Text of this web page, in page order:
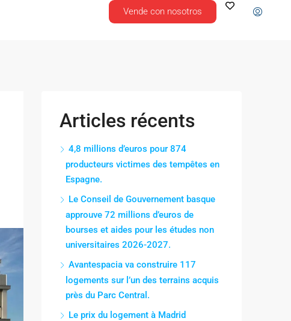
Vende con nosotros
Articles récents
4,8 millions d’euros pour 874
producteurs victimes des tempêtes en
Espagne.
Le Conseil de Gouvernement basque
approuve 72 millions d’euros de
bourses et aides pour les études non
universitaires 2026-2027.
Avantespacia va construire 117
logements sur l’un des terrains acquis
près du Parc Central.
Le prix du logement à Madrid